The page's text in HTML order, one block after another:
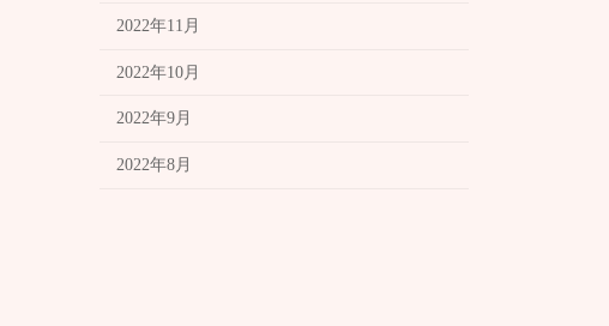
2022年11月
2022年10月
2022年9月
2022年8月